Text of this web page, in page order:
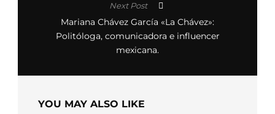
Next Post
Mariana Chávez García «La Chávez»:
Politóloga, comunicadora e influencer
mexicana.
YOU MAY ALSO LIKE